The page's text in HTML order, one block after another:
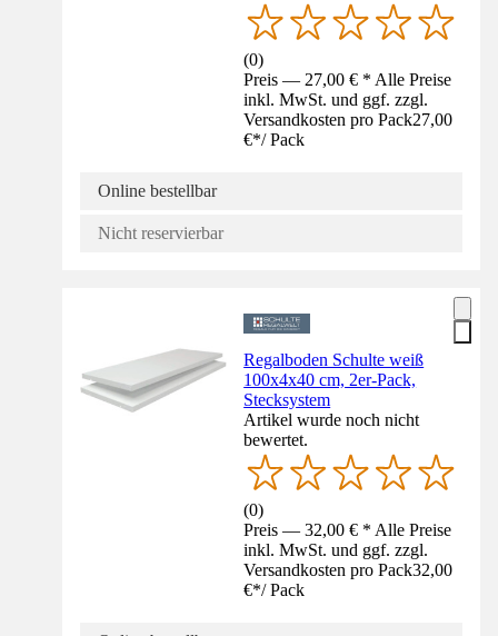
(0)
Preis — 27,00 € * Alle Preise
inkl. MwSt. und ggf. zzgl.
Versandkosten pro Pack27,00
€*/ Pack
Online bestellbar
Nicht reservierbar
Regalboden Schulte weiß
100x4x40 cm, 2er-Pack,
Stecksystem
Artikel wurde noch nicht
bewertet.
(0)
Preis — 32,00 € * Alle Preise
inkl. MwSt. und ggf. zzgl.
Versandkosten pro Pack32,00
€*/ Pack